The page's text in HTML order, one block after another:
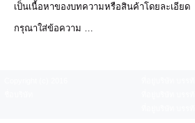
เป็นเนื้อหาของบทความหรือสินค้าโดยละเอียด
กรุณาใส่ข้อความ …